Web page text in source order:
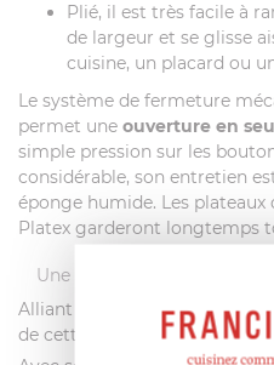
Plié, il est très facile à
de largeur et se glisse
cuisine, un placard ou
Le système de fermeture
permet une ouverture en
simple pression sur les
considérable, son entretien
éponge humide. Les plateaux
Platex garderont longtemps
Une table mobile raffinée
Alliant des matériaux nobles
de cette
table pliantevous